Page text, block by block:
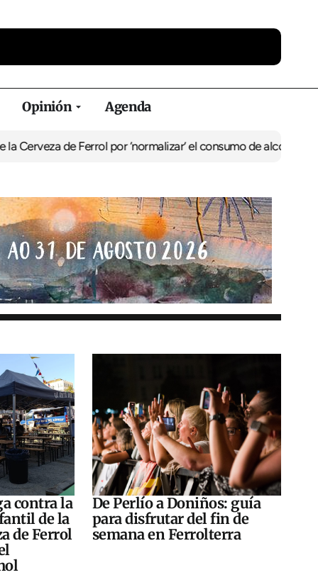
Opinión Agenda
de Ferrol por ‘normalizar’ el consumo de alcoholDe Perlío a
contra la
de la
de Ferrol
De Perlío a Doniños: guía
para disfrutar del fin de
semana en Ferrolterra